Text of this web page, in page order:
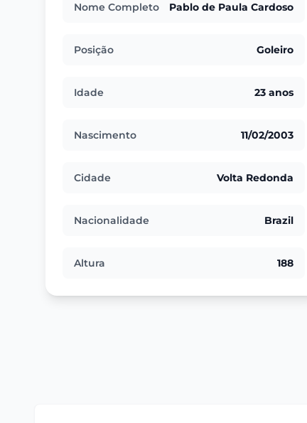
Nome Completo Pablo de Paula Cardoso
Posição Goleiro
Idade 23 anos
Nascimento 11/02/2003
Cidade Volta Redonda
Nacionalidade Brazil
Altura 188